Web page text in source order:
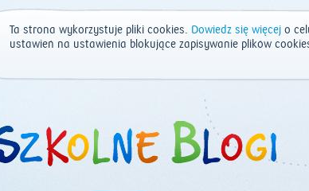
Ta strona wykorzystuje pliki cookies. Dowiedz się więcejo
ustawień na ustawienia blokujące zapisywanie plików